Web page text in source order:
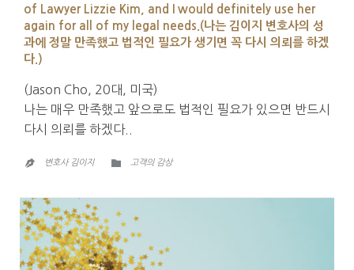
of Lawyer Lizzie Kim, and I would definitely use her
again for all of my legal needs.(나는 김이지 변호사의 성
과에 정말 만족했고 법적인 필요가 생기면 꼭 다시 의뢰를 하겠
다.)
(Jason Cho, 20대, 미국)
나는 매우 만족했고 앞으로도 법적인 필요가 있으면 반드시
다시 의뢰를 하겠다..
 변호사 김이지  CATEGORY
고객의 감상